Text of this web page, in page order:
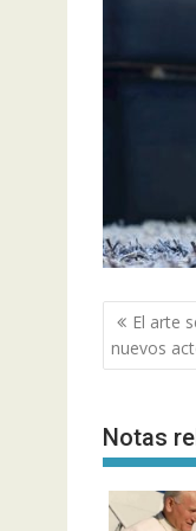
de
El arte
nuevos
Notas